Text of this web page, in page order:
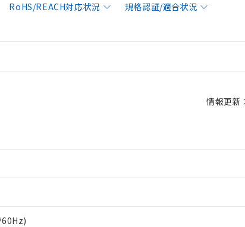
RoHS/REACH対応状況 規格認証/適合状況
情報更